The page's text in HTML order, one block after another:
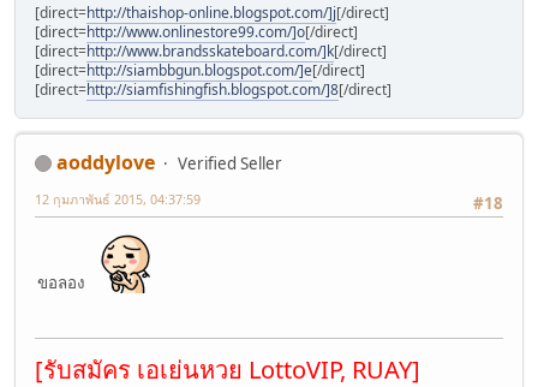
[direct=http://thaishop-online.blogspot.com/]j[/direct]
[direct=http://www.onlinestore99.com/]o[/direct]
[direct=http://www.brandsskateboard.com/]k[/direct]
[direct=http://siambbgun.blogspot.com/]e[/direct]
[direct=http://siamfishingfish.blogspot.com/]8[/direct]
aoddylove
Verified Seller
#18
12 กุมภาพันธ์ 2015, 04:37:59
ขอลอง
[รับสมัคร เอเย่นหวย LottoVIP, RUAY]